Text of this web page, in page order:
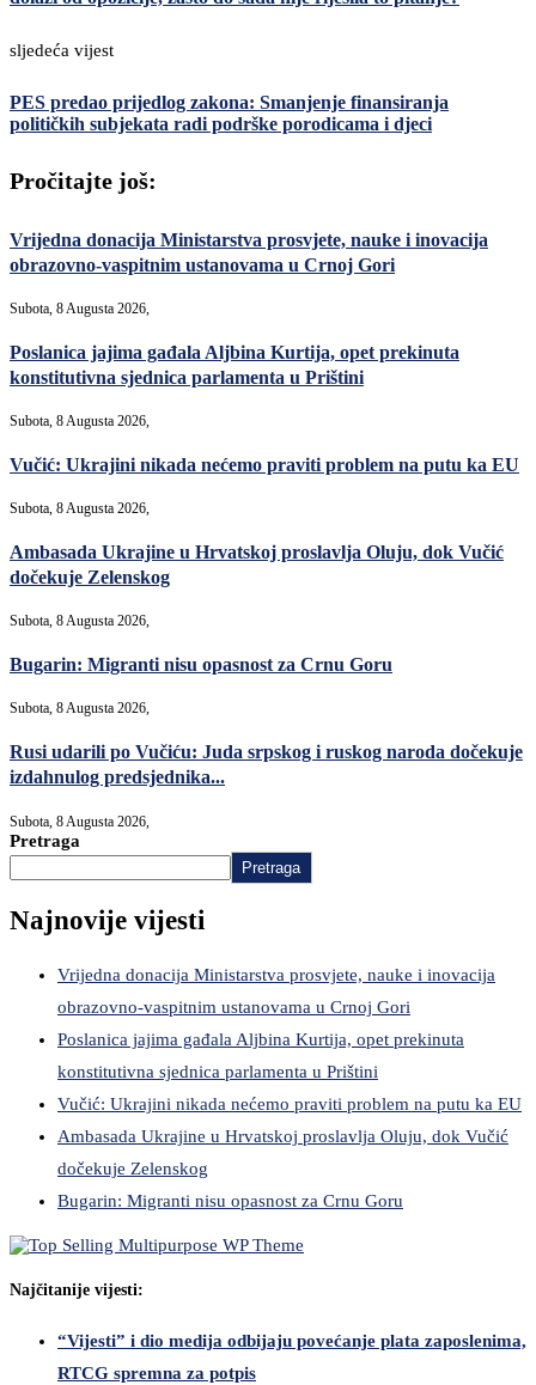
sljedeća vijest
PES predao prijedlog zakona: Smanjenje finansiranja
političkih subjekata radi podrške porodicama i djeci
Pročitajte još:
Vrijedna donacija Ministarstva prosvjete, nauke i inovacija
obrazovno-vaspitnim ustanovama u Crnoj Gori
Subota, 8 Augusta 2026,
Poslanica jajima gađala Aljbina Kurtija, opet prekinuta
konstitutivna sjednica parlamenta u Prištini
Subota, 8 Augusta 2026,
Vučić: Ukrajini nikada nećemo praviti problem na putu ka EU
Subota, 8 Augusta 2026,
Ambasada Ukrajine u Hrvatskoj proslavlja Oluju, dok Vučić
dočekuje Zelenskog
Subota, 8 Augusta 2026,
Bugarin: Migranti nisu opasnost za Crnu Goru
Subota, 8 Augusta 2026,
Rusi udarili po Vučiću: Juda srpskog i ruskog naroda dočekuje
izdahnulog predsjednika...
Subota, 8 Augusta 2026,
Pretraga
Pretraga
Najnovije vijesti
Vrijedna donacija Ministarstva prosvjete, nauke i inovacija
obrazovno-vaspitnim ustanovama u Crnoj Gori
Poslanica jajima gađala Aljbina Kurtija, opet prekinuta
konstitutivna sjednica parlamenta u Prištini
Vučić: Ukrajini nikada nećemo praviti problem na putu ka EU
Ambasada Ukrajine u Hrvatskoj proslavlja Oluju, dok Vučić
dočekuje Zelenskog
Bugarin: Migranti nisu opasnost za Crnu Goru
Najčitanije vijesti:
“Vijesti” i dio medija odbijaju povećanje plata zaposlenima,
RTCG spremna za potpis